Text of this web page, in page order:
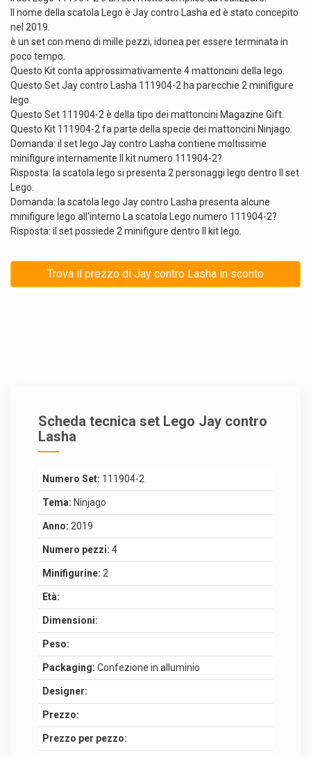
Il nome della scatola Lego è Jay contro Lasha ed è stato concepito
nel 2019.
è un set con meno di mille pezzi, idonea per essere terminata in
poco tempo.
Questo Kit conta approssimativamente 4 mattoncini della lego.
Questo Set Jay contro Lasha 111904-2 ha parecchie 2 minifigure
lego.
Questo Set 111904-2 è della tipo dei mattoncini Magazine Gift.
Questo Kit 111904-2 fa parte della specie dei mattoncini Ninjago.
Domanda: il set lego Jay contro Lasha contiene moltissime
minifigure internamente Il kit numero 111904-2?
Risposta: la scatola lego si presenta 2 personaggi lego dentro Il set
Lego.
Domanda: la scatola lego Jay contro Lasha presenta alcune
minifigure lego all'interno La scatola Lego numero 111904-2?
Risposta: il set possiede 2 minifigure dentro Il kit lego.
Trova il prezzo di Jay contro Lasha in sconto
Scheda tecnica set Lego Jay contro
Lasha
Numero Set: 111904-2
Tema: Ninjago
Anno: 2019
Numero pezzi: 4
Minifigurine: 2
Età:
Dimensioni:
Peso:
Packaging: Confezione in alluminio
Designer:
Prezzo:
Prezzo per pezzo: